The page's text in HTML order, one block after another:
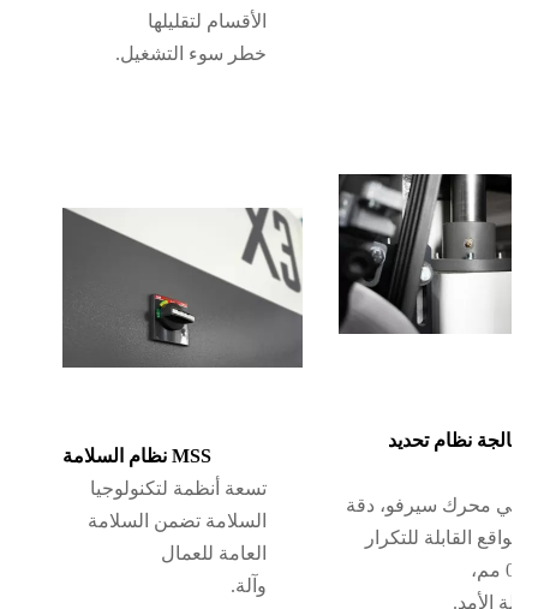
الأقسام لتقليلها
خطر سوء التشغيل.
نظام السلامة MSS
تسعة أنظمة لتكنولوجيا
السلامة تضمن السلامة
العامة للعمال
وآلة.
MBS معالجة نظام تحديد
في محرك سيرفو، دقة
القابلة للتكرار
الأمد.